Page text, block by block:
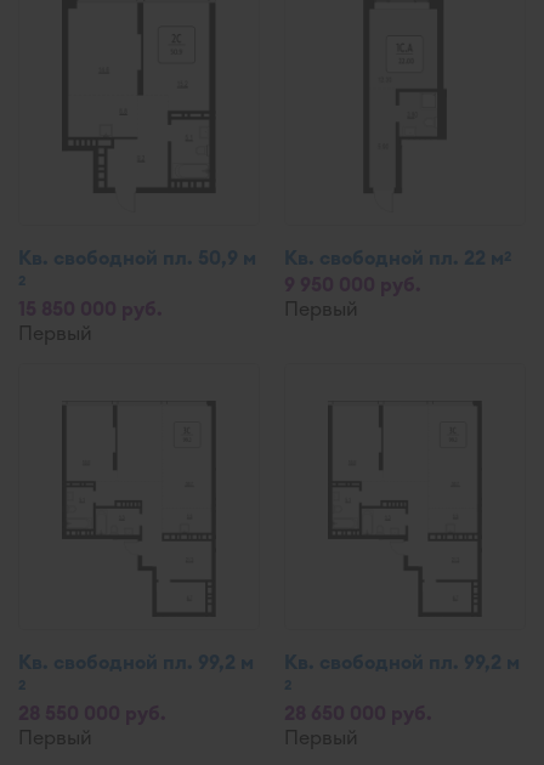
Кв. свободной пл. 50,9 м
2
Первый
Кв. свободной пл. 22 м2
Первый
Кв. свободной пл. 99,2 м
2
Первый
Кв. свободной пл. 99,2 м
2
Первый